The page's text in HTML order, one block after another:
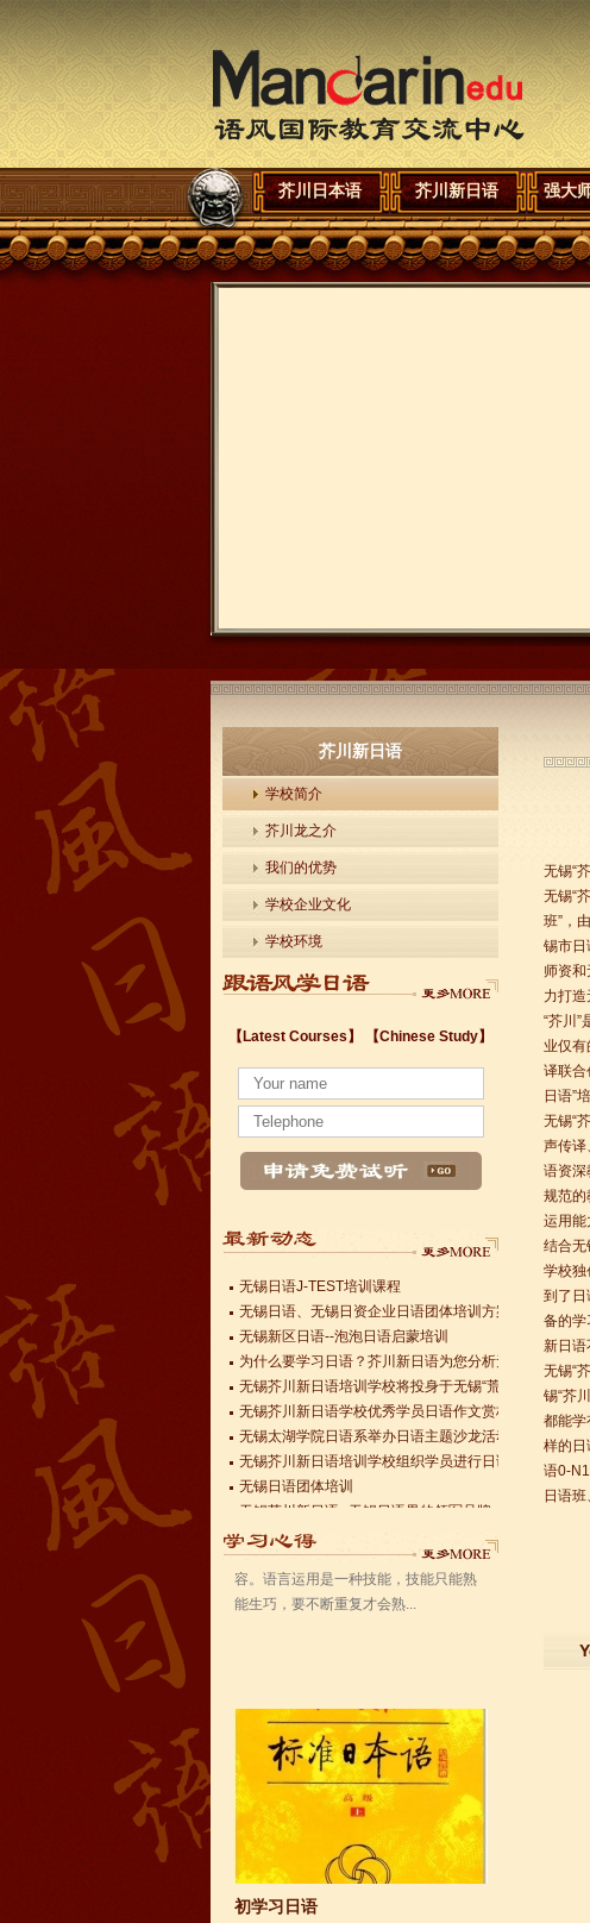
芥川日本语 芥川新日语 强大
芥川新日语
学校简介
芥川龙之介
我们的优势
学校企业文化
学校环境
【Latest Courses】
【Chinese Study】
为什么要学习日语？芥川新日语为您分析无锡日语人才
无锡芥川新日语培训学校将投身于无锡“荒岛图书馆”公
无锡芥川新日语学校优秀学员日语作文赏析—私の夢
无锡太湖学院日语系举办日语主题沙龙活动
无锡芥川新日语培训学校组织学员进行日语能力考复习
无锡芥川新日语--无锡日语界的领军品牌
无锡日语、无锡日资企业日语团体培训方案
无锡新区日语--泡泡日语启蒙培训
为什么要学习日语？芥川新日语为您分析无锡日语人才
无锡芥川新日语培训学校将投身于无锡“荒岛图书馆”公
无锡芥川新日语学校优秀学员日语作文赏析—私の夢
无锡太湖学院日语系举办日语主题沙龙活动
无锡芥川新日语培训学校组织学员进行日语能力考复习
无锡日语团体培训
无锡芥川新日语--无锡日语界的领军品牌
无锡日语J-TEST培训课程
无锡日语、无锡日资企业日语团体培训方案
日语学习心得
方法/步骤1: 第一， 过分讲究速度和效
率，不愿花时间经常重复复习学过的内
容。语言运用是一种技能，技能只能熟
能生巧，要不断重复才会熟...
初学习日语
语学习有什么好的方法吗?现在，我为您
总结了日语学习方法，快来学习一下吧!
1、起步阶段日语的字母叫做五十音图。
背诵五...
无锡“
无锡“
班”，
锡市日
师资
力打造
“芥川
业仅有
译联合
日语”
无锡“
声传译
语资深
规范的
运用能
结合无
学校独
到了日
备的学
新日语
无锡“
锡“芥
都能学
样的日
语0-
日语